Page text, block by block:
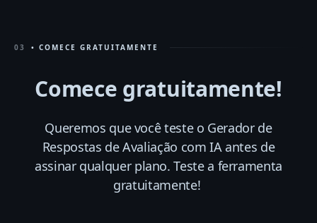
03 • COMECE GRATUITAMENTE
Comece gratuitamente!
Queremos que você teste o Gerador de
Respostas de Avaliação com IA antes de
assinar qualquer plano. Teste a ferramenta
gratuitamente!